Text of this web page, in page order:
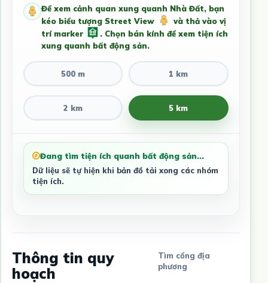
Để xem cảnh quan xung quanh Nhà Đất, bạn
kéo biểu tượng Street View
và thả vào vị
trí marker
. Chọn bán kính để xem tiện ích
xung quanh bất động sản.
500 m 1 km
2 km 5 km
Đang tìm tiện ích quanh bất động sản...
Dữ liệu sẽ tự hiện khi bản đồ tải xong các nhóm
tiện ích.
Thông tin quy
hoạch
Tìm cổng địa
phương